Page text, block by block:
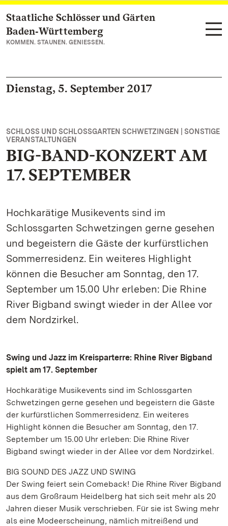
Zum Hauptinhalt springen
Staatliche Schlösser und Gärten
Baden‑Württemberg
KOMMEN. STAUNEN. GENIESSEN.
Dienstag, 5. September 2017
SCHLOSS UND SCHLOSSGARTEN SCHWETZINGEN | SONSTIGE
VERANSTALTUNGEN
BIG-BAND-KONZERT AM
17. SEPTEMBER
Hochkarätige Musikevents sind im
Schlossgarten Schwetzingen gerne gesehen
und begeistern die Gäste der kurfürstlichen
Sommerresidenz. Ein weiteres Highlight
können die Besucher am Sonntag, den 17.
September um 15.00 Uhr erleben: Die Rhine
River Bigband swingt wieder in der Allee vor
dem Nordzirkel.
Swing und Jazz im Kreisparterre: Rhine River Bigband
spielt am 17. September
Hochkarätige Musikevents sind im Schlossgarten
Schwetzingen gerne gesehen und begeistern die Gäste
der kurfürstlichen Sommerresidenz. Ein weiteres
Highlight können die Besucher am Sonntag, den 17.
September um 15.00 Uhr erleben: Die Rhine River
Bigband swingt wieder in der Allee vor dem Nordzirkel.
BIG SOUND DES JAZZ UND SWING
Der Swing feiert sein Comeback! Die Rhine River Bigband
aus dem Großraum Heidelberg hat sich seit mehr als 20
Jahren dieser Musik verschrieben. Für sie ist Swing mehr
als eine Modeerscheinung, nämlich mitreißend und